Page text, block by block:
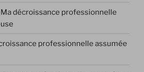
Ma décroissance professionnelle
professionnelle assumée